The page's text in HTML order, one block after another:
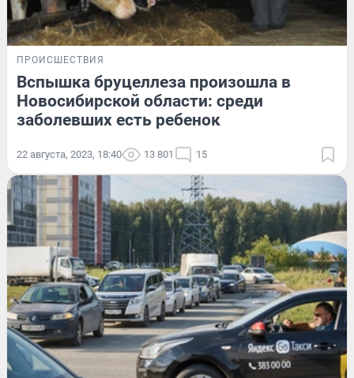
ПРОИСШЕСТВИЯ
Вспышка бруцеллеза произошла в
Новосибирской области: среди
заболевших есть ребенок
22 августа, 2023, 18:40 13 801 15